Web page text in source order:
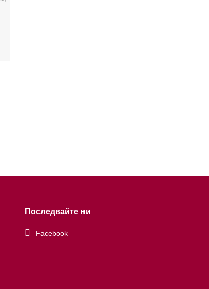
Последвайте ни
Facebook